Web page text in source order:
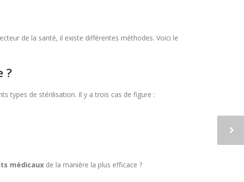
de la santé, il existe différentes méthodes. Voici le
?
types de stérilisation. Il y a trois cas de figure :
médicaux de la manière la plus efficace ?